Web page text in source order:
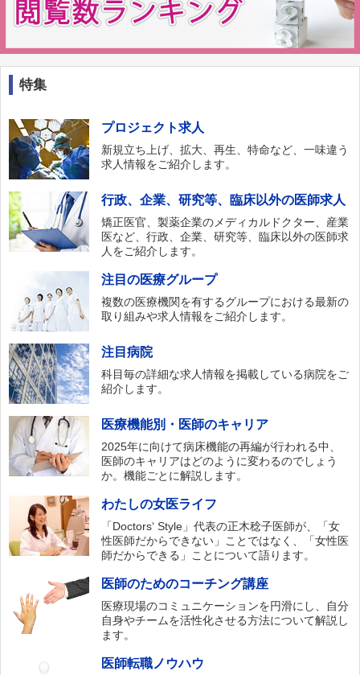
特集
プロジェクト求人
新規立ち上げ、拡大、再生、特命など、一味違う
求人情報をご紹介します。
行政、企業、研究等、臨床以外の医師求人
矯正医官、製薬企業のメディカルドクター、産業
医など、行政、企業、研究等、臨床以外の医師求
人をご紹介します。
注目の医療グループ
複数の医療機関を有するグループにおける最新の
取り組みや求人情報をご紹介します。
注目病院
科目毎の詳細な求人情報を掲載している病院をご
紹介します。
医療機能別・医師のキャリア
2025年に向けて病床機能の再編が行われる中、
医師のキャリアはどのように変わるのでしょう
か。機能ごとに解説します。
わたしの女医ライフ
「Doctors‘ Style」代表の正木稔子医師が、「女
性医師だからできない」ことではなく、「女性医
師だからできる」ことについて語ります。
医師のためのコーチング講座
医療現場のコミュニケーションを円滑にし、自分
自身やチームを活性化させる方法について解説し
ます。
医師転職ノウハウ